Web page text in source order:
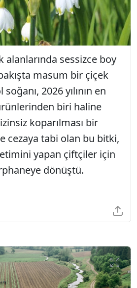
alanlarında sessizce boy
masum bir çiçek
2026 yılının en
biri haline
koparılması bir
cezaya tabi olan bu bitki,
yapan çiftçiler için
dönüştü.